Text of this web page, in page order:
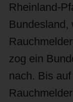
Rheinland-
Bundesland,
zog ein
nach. Bis auf